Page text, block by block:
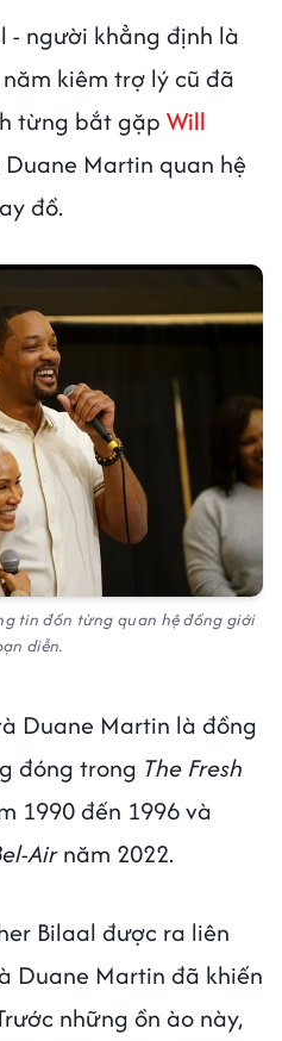
- người khẳng định là
kiêm trợ lý cũ đã
từng bắt gặp Will
Martin quan hệ
đồ.
tin đồn từng quan hệ đồng giới
diễn.
Duane Martin là đồng
đóng trong The Fresh
1990 đến 1996 và
Airnăm 2022.
Bilaal được ra liên
Duane Martin đã khiến
những ồn ào này,